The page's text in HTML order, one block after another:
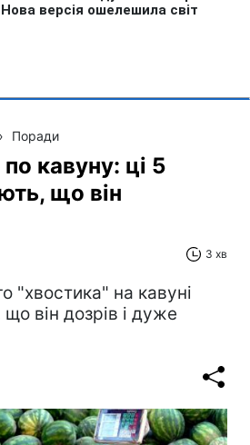
Поради
кавуну: ці 5
що він
3 хв
"хвостика" на кавуні
він дозрів і дуже